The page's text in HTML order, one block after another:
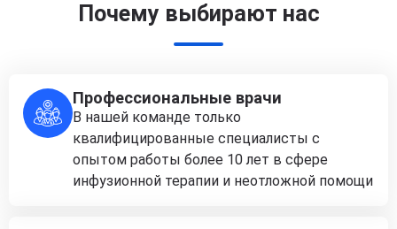
Почему выбирают нас
Профессиональные врачи
В нашей команде только
квалифицированные специалисты с
опытом работы более 10 лет в сфере
инфузионной терапии и неотложной помощи